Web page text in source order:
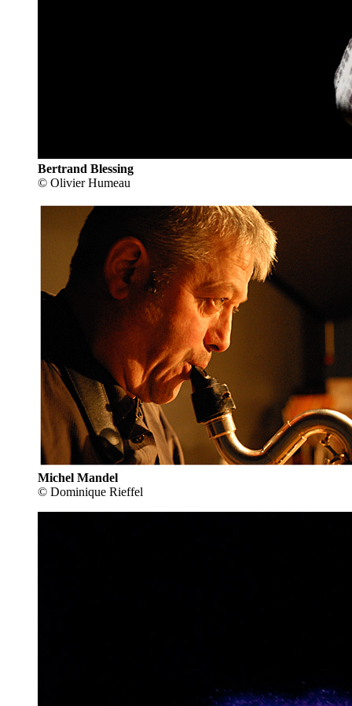
Bertrand Blessing
© Olivier Humeau
Michel Mandel
© Dominique Rieffel